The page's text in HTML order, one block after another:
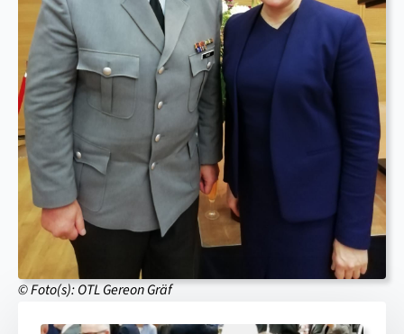
© Foto(s): OTL Gereon Gräf